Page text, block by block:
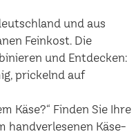
und aus
Feinkost. Die
und Entdecken:
prickelnd auf
Käse?“ Finden Sie Ihre
handverlesenen Käse-